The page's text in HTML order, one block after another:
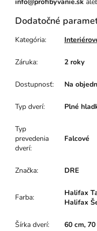
Dodatočné
Kategória:
Záruka: 2 roky
Dostupnosť: Na
Typ dverí: Plné
Typ
prevedenia
dverí:
Falcové
Značka: DRE
Farba:
Halifax
Halifax
Šírka dverí: 60 cm,